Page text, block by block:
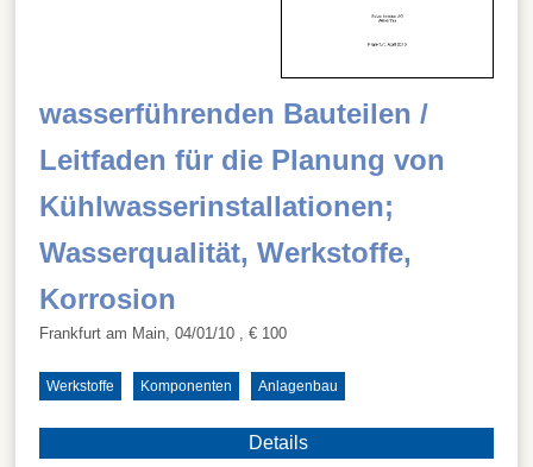
wasserführenden Bauteilen /
Leitfaden für die Planung von
Kühlwasserinstallationen;
Wasserqualität, Werkstoffe,
Korrosion
Frankfurt am Main, 04/01/10 , € 100
Werkstoffe Komponenten Anlagenbau
Details